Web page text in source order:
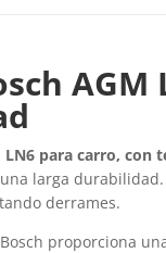
LN6 para carro, con
larga
derrames.
proporciona